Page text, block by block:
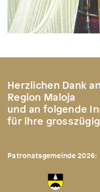
Herzlichen Dank
Region Maloja
und an folgende
für ihre
Patronatsgemeinde 2026: